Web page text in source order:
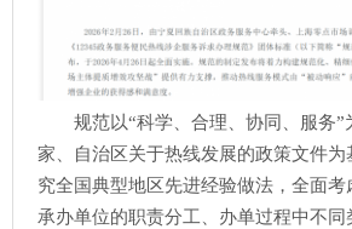
规范以“科学、合理、协同、服务”
家、自治区关于热线发展的政策文件
究全国典型地区先进经验做法，全面考
承办单位的职责分工、办单过程中不同